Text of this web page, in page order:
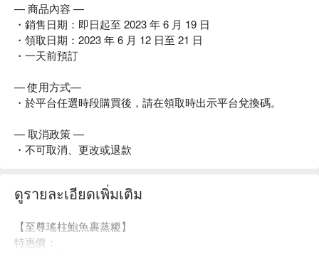
— 商品內容 —
・銷售日期：即日起至 2023 年 6 月 19 日
・領取日期：2023 年 6 月 12 日至 21 日
・一天前預訂
— 使用方式—
・於平台任選時段購買後，請在領取時出示平台兌換碼。
— 取消政策 —
・不可取消、更改或退款
ดูรายละเอียดเพิ่มเติม
【至尊瑤柱鮑魚裹蒸糉】
特惠價：